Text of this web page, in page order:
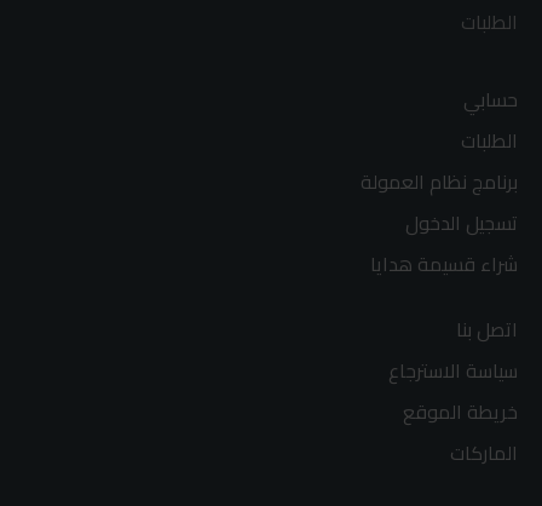
الطلبات
حسابي
الطلبات
برنامج نظام العمولة
تسجيل الدخول
شراء قسيمة هدايا
اتصل بنا
سياسة الاسترجاع
خريطة الموقع
الماركات